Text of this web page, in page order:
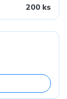
200 ks